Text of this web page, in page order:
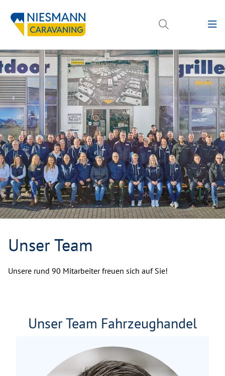
Unser Team
Unsere rund 90 Mitarbeiter freuen sich auf Sie!
Unser Team Fahrzeughandel